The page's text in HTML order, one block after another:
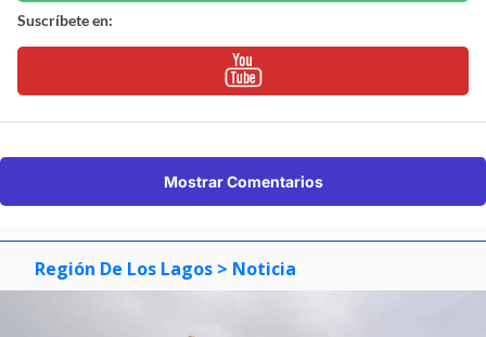
Suscríbete en:
Mostrar Comentarios
Región De Los Lagos > Noticia